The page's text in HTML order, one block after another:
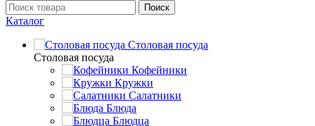
Поиск
Каталог
Столовая посуда
Столовая посуда
Кофейники
Кружки
Салатники
Блюда
Блюдца